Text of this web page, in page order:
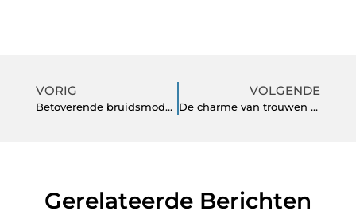
VORIG
Betoverende bruidsmode in oldenzaal om je speciale dag onvergetelijk te maken
VOLGENDE
De charme van trouwen op de Veluwe
Gerelateerde Berichten